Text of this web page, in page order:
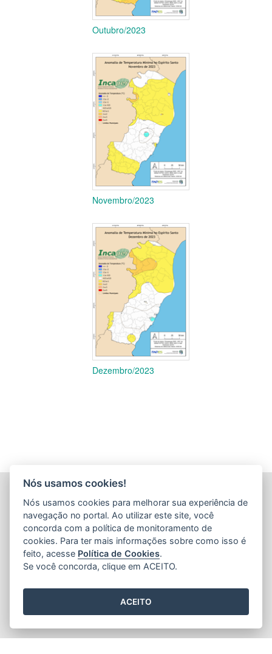
Outubro/2023
Novembro/2023
Dezembro/2023
TÉCNICA E EXTENSÃO RURAL - INCAPER
(INCAPER)
Rua Afonso Sarlo,160 - Bento Ferreira
CEP: 29052-010 - Vitória / ES
Tel.: (27) 3636-9800 / (27) 3636-9888
Nós usamos cookies!
Nós usamos cookies para melhorar sua experiência de
navegação no portal. Ao utilizar este site, você
concorda com a política de monitoramento de
cookies. Para ter mais informações sobre como isso é
feito, acesse Política de Cookies.
Se você concorda, clique em ACEITO.
ACEITO